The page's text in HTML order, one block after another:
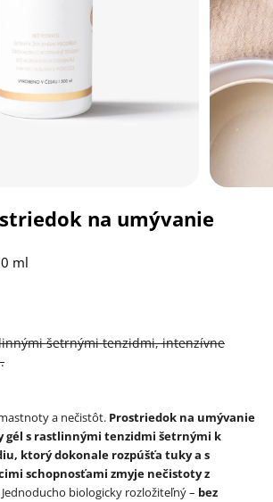
šetrnými tenzidmi, intenzívne
a nečistôt. Prostriedok na umývanie
gél s rastlinnými tenzidmi šetrnými k
ktorý dokonale rozpúšťa tuky a s
schopnosťami zmyje nečistoty z
Jednoducho biologicky rozložiteľný – bez
na umývanie
ml